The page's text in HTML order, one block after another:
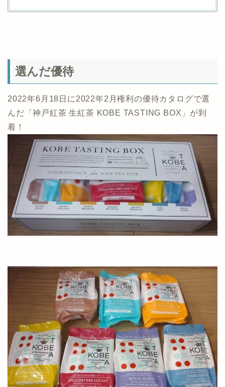
選んだ優待
2022年6月18日に2022年2月権利の優待カタログで選
んだ「神戸紅茶 生紅茶 KOBE TASTING BOX」が到
着！